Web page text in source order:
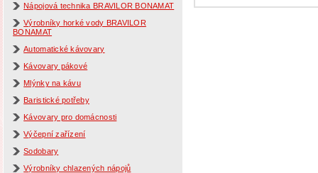
Nápojová technika BRAVILOR BONAMAT
Výrobníky horké vody BRAVILOR
BONAMAT
Automatické kávovary
Kávovary pákové
Mlýnky na kávu
Baristické potřeby
Kávovary pro domácnosti
Výčepní zařízení
Sodobary
Výrobníky chlazených nápojů